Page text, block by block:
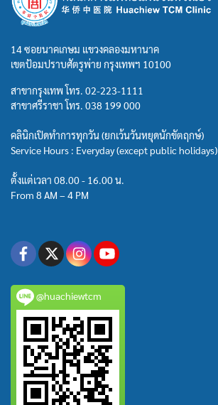
14 ซอยนาคเกษม แขวงคลองมหานาค
เขตป้อมปราบศัตรูพ่าย กรุงเทพฯ 10100
สาขากรุงเทพ โทร. 02-223-1111
สาขาศรีราชา โทร. 038 199 000
คลินิกเปิดทำการทุกวัน (ยกเว้นวันหยุดนักขัตฤกษ์)
Service Hours : Everyday (except public holidays)
ตั้งแต่เวลา 08.00 - 16.00 น.
From 8 AM – 4 PM
@huachiewtcm